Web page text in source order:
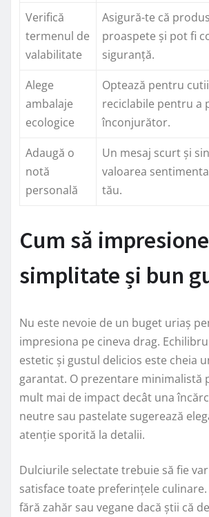
Verifică
termenul de
valabilitate
Asigură-te că
proaspete și pot fi
siguranță.
Alege
ambalaje
ecologice
Optează pentru
reciclabile pentru a
înconjurător.
Adaugă o
notă
personală
Un mesaj scurt și
valoarea
tău.
Cum să
simplitate și bun
Nu este nevoie de un buget uriaș
impresiona pe cineva drag.
estetic și gustul delicios este cheia
garantat. O prezentare minimalistă
mult mai de impact decât una
neutre sau pastelate sugerează
atenție sporită la detalii.
Dulciurile selectate trebuie să fie
satisface toate preferințele
fără zahăr sau vegane dacă știi că